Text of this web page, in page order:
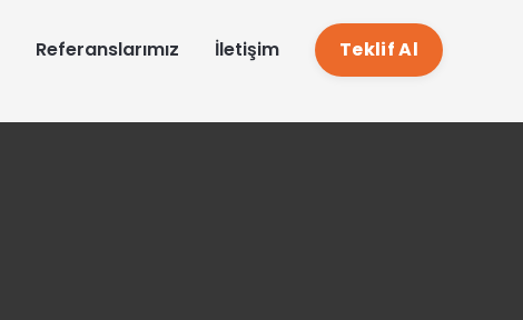
Referanslarımız İletişim Teklif Al
EN